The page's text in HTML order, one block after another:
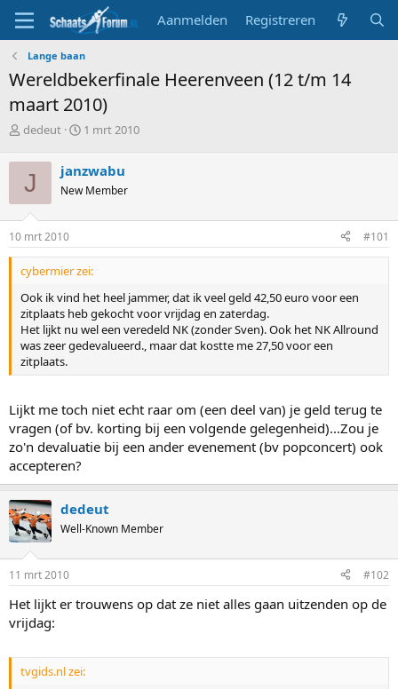
Aanmelden Registreren
Lange baan
Wereldbekerfinale Heerenveen (12 t/m 14
maart 2010)
T
p
c
s
t
a
r
t
r
dedeut
S
r
t
a
u
m
1 mrt 2010
J janzwabu
New Member
10 mrt 2010 #101
cybermier zei:
Ook ik vind het heel jammer, dat ik veel geld 42,50 euro voor een
zitplaats heb gekocht voor vrijdag en zaterdag.
Het lijkt nu wel een veredeld NK (zonder Sven). Ook het NK Allround
was zeer gedevalueerd., maar dat kostte me 27,50 voor een
zitplaats.
Lijkt me toch niet echt raar om (een deel van) je geld terug te
vragen (of bv. korting bij een volgende gelegenheid)...Zou je
zo'n devaluatie bij een ander evenement (bv popconcert) ook
accepteren?
dedeut
Well-Known Member
11 mrt 2010 #102
Het lijkt er trouwens op dat ze niet alles gaan uitzenden op de
vrijdag:
tvgids.nl zei: